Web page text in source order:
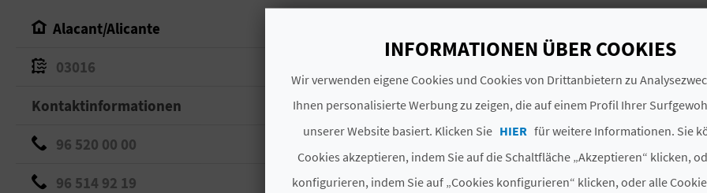
Alacant/Alicante
03016
Kontaktinformationen
96 520 00 00
96 514 92 19
Ein felsiger Strand, mit dunklem Sand und ruhigem
dem Cabo de las Huertas.
# DIENSTLEISTUNGEN
Accesible Acceso Persona Movilidad
INFORMATIONEN ÜBER COOKIES
Wir verwenden eigene Cookies und Cookies von Drittanbietern zu
Ihnen personalisierte Werbung zu zeigen, die auf einem Profil Ihrer
unserer Website basiert. Klicken Sie HIER für weitere Informationen. Sie
Cookies akzeptieren, indem Sie auf die Schaltfläche „Akzeptieren“ klicken,
konfigurieren, indem Sie auf „Cookies konfigurieren“ klicken, oder alle